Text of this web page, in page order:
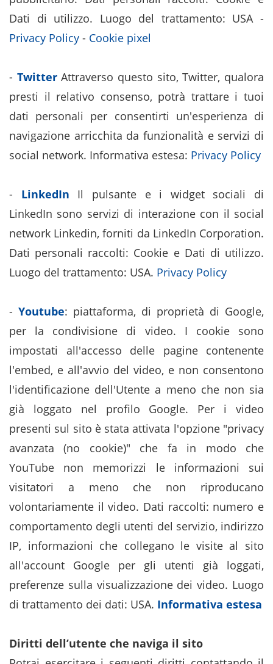
Dati di utilizzo. Luogo del trattamento: USA -
Privacy Policy - Cookie pixel
- TwitterAttraverso questo sito, Twitter, qualora
presti il relativo consenso, potrà trattare i tuoi
dati personali per consentirti un'esperienza di
navigazione arricchita da funzionalità e servizi di
social network. Informativa estesa: Privacy Policy
- LinkedIn Il pulsante e i widget sociali di
LinkedIn sono servizi di interazione con il social
network Linkedin, forniti da LinkedIn Corporation.
Dati personali raccolti: Cookie e Dati di utilizzo.
Luogo del trattamento: USA. Privacy Policy
- Youtube: piattaforma, di proprietà di Google,
per la condivisione di video. I cookie sono
impostati all'accesso delle pagine contenente
l'embed, e all'avvio del video, e non consentono
l'identificazione dell'Utente a meno che non sia
già loggato nel profilo Google. Per i video
presenti sul sito è stata attivata l'opzione "privacy
avanzata (no cookie)" che fa in modo che
YouTube non memorizzi le informazioni sui
visitatori a meno che non riproducano
volontariamente il video. Dati raccolti: numero e
comportamento degli utenti del servizio, indirizzo
IP, informazioni che collegano le visite al sito
all'account Google per gli utenti già loggati,
preferenze sulla visualizzazione dei video. Luogo
di trattamento dei dati: USA. Informativa estesa
Diritti dell’utente che naviga il sito